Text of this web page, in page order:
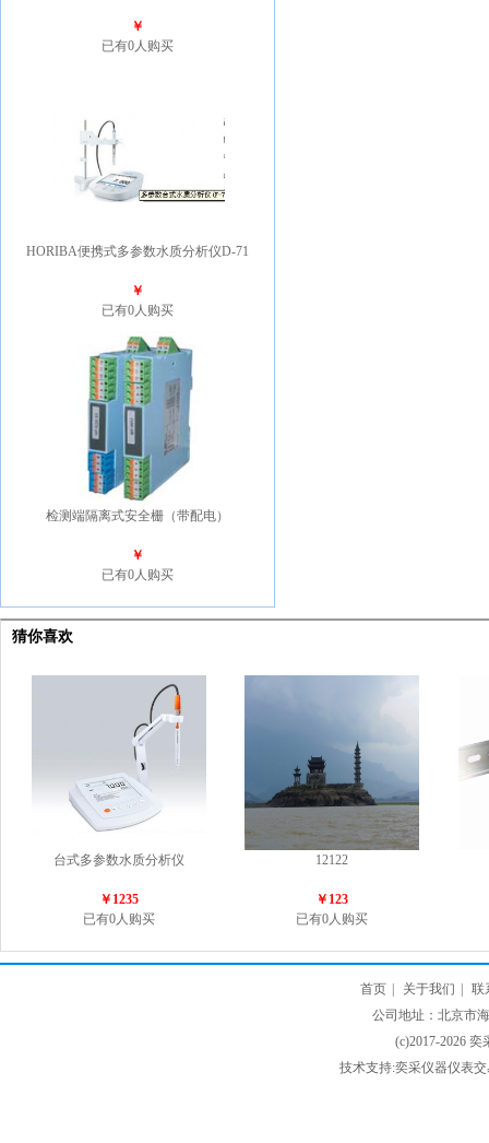
￥
已有0人购买
HORIBA便携式多参数水质分析仪D-71
￥
已有0人购买
检测端隔离式安全栅（带配电）
￥
已有0人购买
猜你喜欢
台式多参数水质分析仪
￥1235
已有0人购买
12122
￥123
已有0人购买
首页 关于我们
联
公司地址：北京市
(c)2017-2026
技术支持:奕采仪器仪表